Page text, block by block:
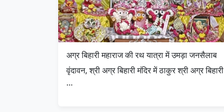
अग्र बिहारी महाराज की रथ यात्रा में उमड़ा जनसैलाब
वृंदावन, श्री अग्र बिहारी मंदिर में ठाकुर श्री अग्र बिहारी
…